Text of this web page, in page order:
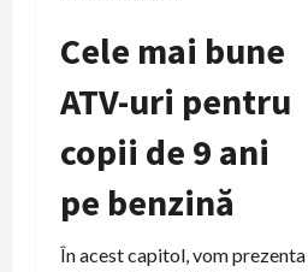
Cele mai bune
ATV-uri pentru
copii de 9 ani
pe benzină
În acest capitol, vom prezenta